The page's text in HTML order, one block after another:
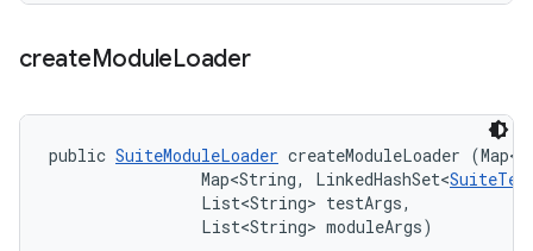
createModuleLoader
public SuiteModuleLoader createModuleLoader
                Map<String, LinkedHashSet<
                List<String> testArgs,
                List<String> moduleArgs)